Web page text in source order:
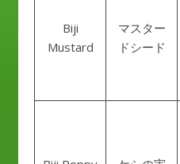
Biji
Mustard
マスター
ドシード